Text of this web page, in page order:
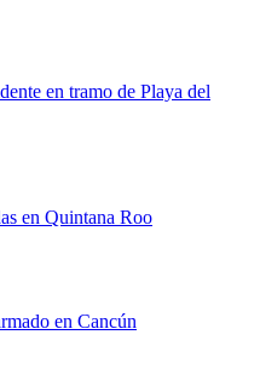
en tramo de Playa del
en Quintana Roo
en Cancún